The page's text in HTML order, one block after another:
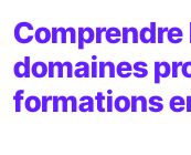
domaines
formations